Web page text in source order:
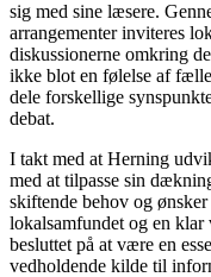
sig med sine læsere.
arrangementer inviteres
diskussionerne omkring
ikke blot en følelse af
dele forskellige
debat.
I takt med at Herning
med at tilpasse sin
skiftende behov og
lokalsamfundet og en
besluttet på at være en
vedholdende kilde til